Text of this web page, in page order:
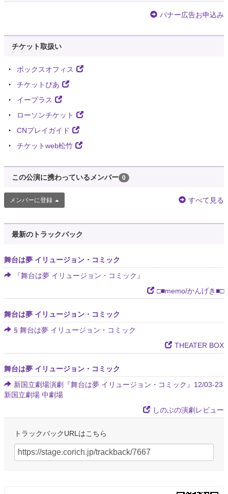
バナー広告お申込み
チケット取扱い
ボックスオフィス
チケットぴあ
イープラス
ローソンチケット
CNプレイガイド
チケットweb松竹
この公演に携わっているメンバー 0
メンバーに登録 すべて見る
最新のトラックバック
舞台は夢 イリュージョン・コミック
『舞台は夢 イリュージョン・コミック』
□■memo/かんげき■□
舞台は夢 イリュージョン・コミック
§ 舞台は夢 イリュージョン・コミック
THEATER BOX
舞台は夢 イリュージョン・コミック
新国立劇場演劇『舞台は夢 イリュージョン・コミック』12/03-23
新国立劇場 中劇場
しのぶの演劇レビュー
トラックバックURLはこちら